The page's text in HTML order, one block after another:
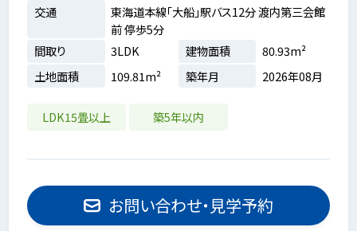
交通
東海道本線「大船」駅バス12分 渡内第三会館
前 停歩5分
間取り
3LDK 建物面積
80.93m²
土地面積
109.81m² 築年月 2026年08月
LDK15畳以上 築5年以内
お問い合わせ・見学予約